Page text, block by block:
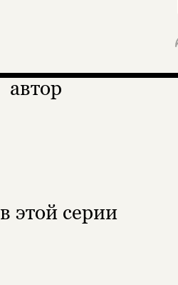
автор
в этой серии